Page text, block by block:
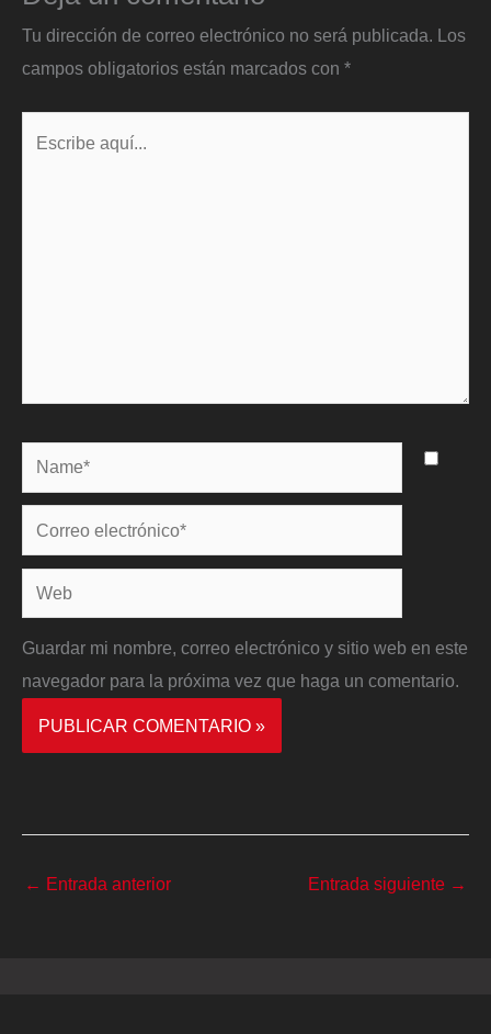
Tu dirección de correo electrónico no será publicada. Los
campos obligatorios están marcados con *
Name*
Correo
electrónico*
Web
Guardar mi nombre, correo electrónico y sitio web en este
navegador para la próxima vez que haga un comentario.
← Entrada anterior Entrada siguiente →